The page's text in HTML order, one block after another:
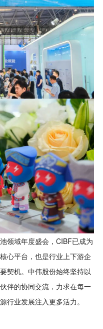
域年度盛会，CIBF已成为
心平台，也是行业上下游企
契机。中伟股份始终坚持以
伴的协同交流，力求在每一
行业发展注入更多活力。